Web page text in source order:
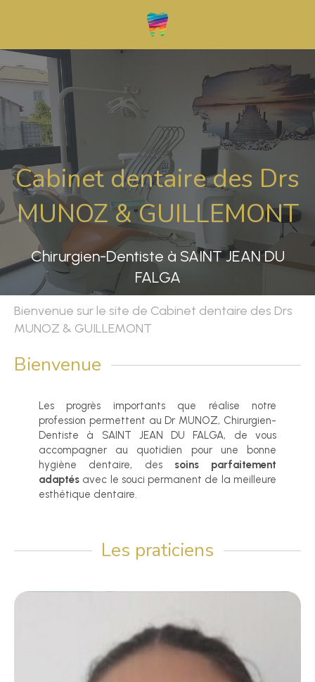
Cabinet dentaire des Drs
MUNOZ & GUILLEMONT
Chirurgien-Dentiste à SAINT JEAN DU
FALGA
Bienvenue sur le site de Cabinet dentaire des Drs
MUNOZ & GUILLEMONT
Bienvenue
Les progrès importants que réalise notre
profession permettent au Dr MUNOZ, Chirurgien-
Dentiste à SAINT JEAN DU FALGA, de vous
accompagner au quotidien pour une bonne
hygiène dentaire, des soins parfaitement
adaptés avec le souci permanent de la meilleure
esthétique dentaire.
Les praticiens